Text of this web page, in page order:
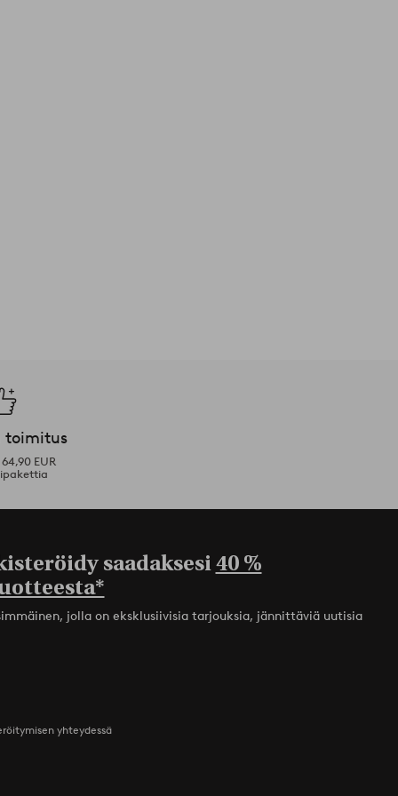
toimitus
EUR
saadaksesi40 %
jolla on eksklusiivisia tarjouksia, jännittäviä uutisia
yhteydessä